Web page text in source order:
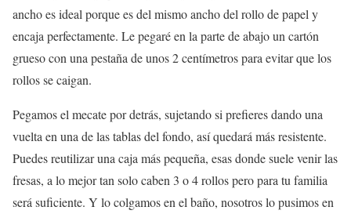
ancho es ideal porque es del mismo ancho del rollo de papel y
encaja perfectamente. Le pegaré en la parte de abajo un cartón
grueso con una pestaña de unos 2 centímetros para evitar que los
rollos se caigan.
Pegamos el mecate por detrás, sujetando si prefieres dando una
vuelta en una de las tablas del fondo, así quedará más resistente.
Puedes reutilizar una caja más pequeña, esas donde suele venir las
fresas, a lo mejor tan solo caben 3 o 4 rollos pero para tu familia
será suficiente. Y lo colgamos en el baño, nosotros lo pusimos en